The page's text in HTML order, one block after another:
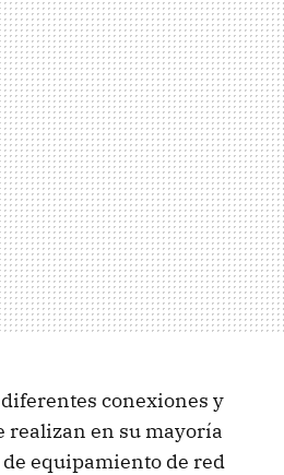
conexiones y
realizan en su mayoría
equipamiento de red